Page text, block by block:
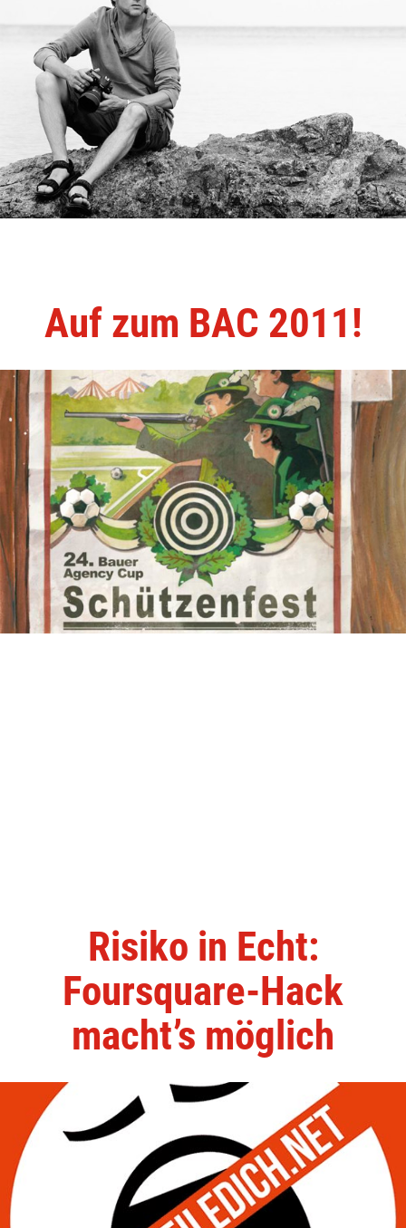
Auf zum BAC 2011!
Risiko in Echt:
Foursquare-Hack
macht’s möglich